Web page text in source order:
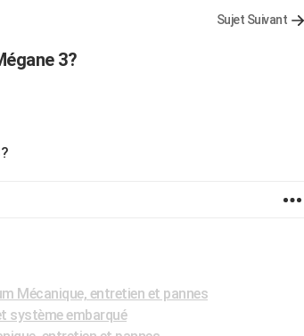
Sujet Suivant
3?
Mécanique, entretien et pannes
système embarqué